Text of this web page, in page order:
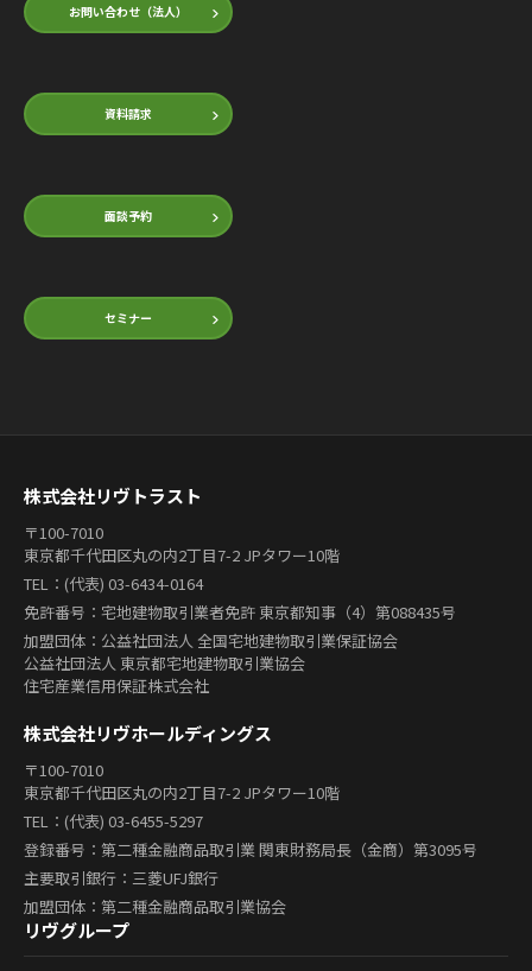
お問い合わせ（法人）
資料請求
面談予約
セミナー
株式会社リヴトラスト
〒100-7010
東京都千代田区丸の内2丁目7-2 JPタワー10階
TEL：(代表) 03-6434-0164
免許番号：宅地建物取引業者免許 東京都知事（4）第088435号
加盟団体：公益社団法人 全国宅地建物取引業保証協会
公益社団法人 東京都宅地建物取引業協会
住宅産業信用保証株式会社
株式会社リヴホールディングス
〒100-7010
東京都千代田区丸の内2丁目7-2 JPタワー10階
TEL：(代表) 03-6455-5297
登録番号：第二種金融商品取引業 関東財務局長（金商）第3095号
主要取引銀行：三菱UFJ銀行
加盟団体：第二種金融商品取引業協会
リヴグループ